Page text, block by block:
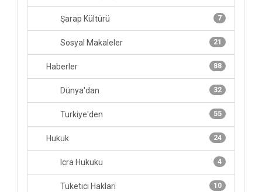
7
Şarap Kültürü
21
Sosyal Makaleler
88
Haberler
32
Dünya'dan
55
Turkiye'den
24
Hukuk
4
Icra Hukuku
10
Tuketici Haklari